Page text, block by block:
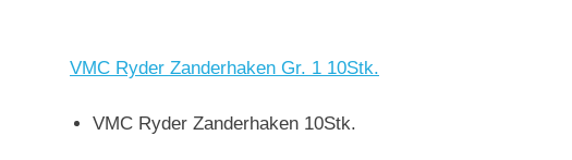
VMC Ryder Zanderhaken Gr. 1 10Stk.
VMC Ryder Zanderhaken 10Stk.